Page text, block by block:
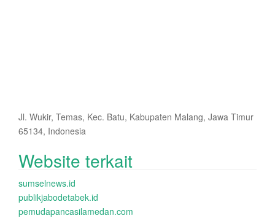
Jl. Wukir, Temas, Kec. Batu, Kabupaten Malang, Jawa Timur
65134, Indonesia
Website terkait
sumselnews.id
publikjabodetabek.id
pemudapancasilamedan.com